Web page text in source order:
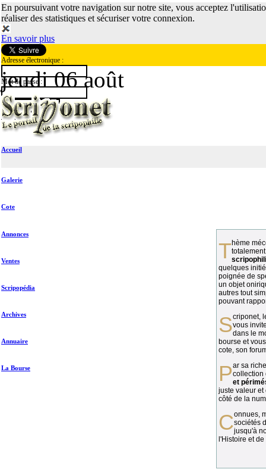
En poursuivant votre navigation sur notre site, vous acceptez
réaliser des statistiques et sécuriser votre connexion.
En savoir plus
Adresse électronique :
Mot de passe :
jeudi 06 août
Accueil
Galerie
Cote
Annonces
Ventes
Scripopédia
Archives
Annuaire
La Bourse
Thème méconnu des collectionneurs et
quelques
poignée de
un objet
autres tout
pouvant
vous
dans le
bourse et
cote, son
Par sa richesse et sa diversité, lacollection
et
juste valeur et
côté de la
Connues, méconnues, ou inconnues, lessociétés
jusqu'à
l'Histoire et